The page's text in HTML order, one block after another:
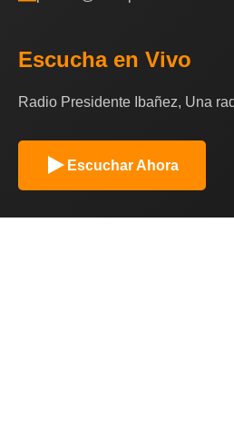
Escucha en Vivo
Radio Presidente Ibañez, Una
Escuchar Ahora